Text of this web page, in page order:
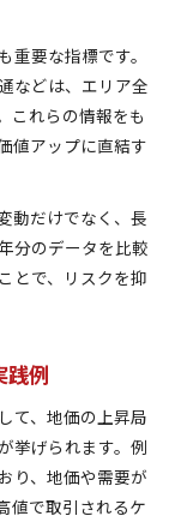
要な指標です。
などは、エリア全
これらの情報をも
値アップに直結す
動だけでなく、長
分のデータを比較
とで、リスクを抑
践例
て、地価の上昇局
挙げられます。例
り、地価や需要が
値で取引されるケ